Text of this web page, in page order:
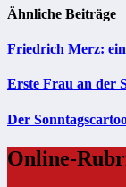
Ähnliche Beiträge
Friedrich Merz:
Erste Frau an der
Der
Online-